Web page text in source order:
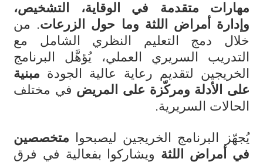
مهارات متقدمة في الوقاية، التشخيص،
وإدارة أمراض اللثة وما حول الزرعات. من
خلال دمج التعليم النظري الشامل مع
التدريب السريري العملي، يُؤهَّل البرنامج
الخريجين لتقديم رعاية عالية الجودة مبنية
على الأدلة ومركّزة على المريض في مختلف
الحالات السريرية.
يُجهّز البرنامج الخريجين ليصبحوا متخصصين
في أمراض اللثة ويشاركوا بفعالية في فرق